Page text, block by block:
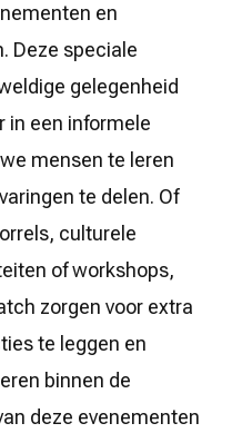
en
Deze speciale
gelegenheid
in een informele
mensen te leren
te delen. Of
culturele
of workshops,
zorgen voor extra
te leggen en
binnen de
deze evenementen